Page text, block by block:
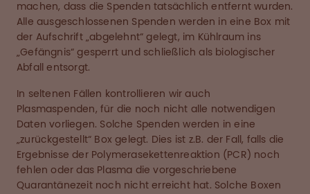
machen, dass die Spenden tatsächlich entfernt wurden.
Alle ausgeschlossenen Spenden werden in eine Box mit
der Aufschrift „abgelehnt“ gelegt, im Kühlraum ins
„Gefängnis“ gesperrt und schließlich als biologischer
Abfall entsorgt.
In seltenen Fällen kontrollieren wir auch
Plasmaspenden, für die noch nicht alle notwendigen
Daten vorliegen. Solche Spenden werden in eine
„zurückgestellt“ Box gelegt. Dies ist z.B. der Fall, falls die
Ergebnisse der Polymerasekettenreaktion (PCR) noch
fehlen oder das Plasma die vorgeschriebene
Quarantänezeit noch nicht erreicht hat. Solche Boxen